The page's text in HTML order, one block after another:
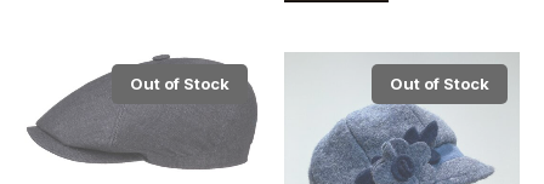
Out of Stock Out of Stock